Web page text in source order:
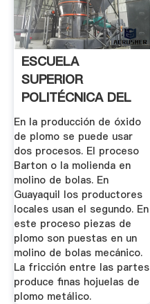
ESCUELA
SUPERIOR
POLITÉCNICA DEL
LITORAL
En la producción de óxido
de plomo se puede usar
dos procesos. El proceso
Barton o la molienda en
molino de bolas. En
Guayaquil los productores
locales usan el segundo. En
este proceso piezas de
plomo son puestas en un
molino de bolas mecánico.
La fricción entre las partes
produce finas hojuelas de
plomo metálico.